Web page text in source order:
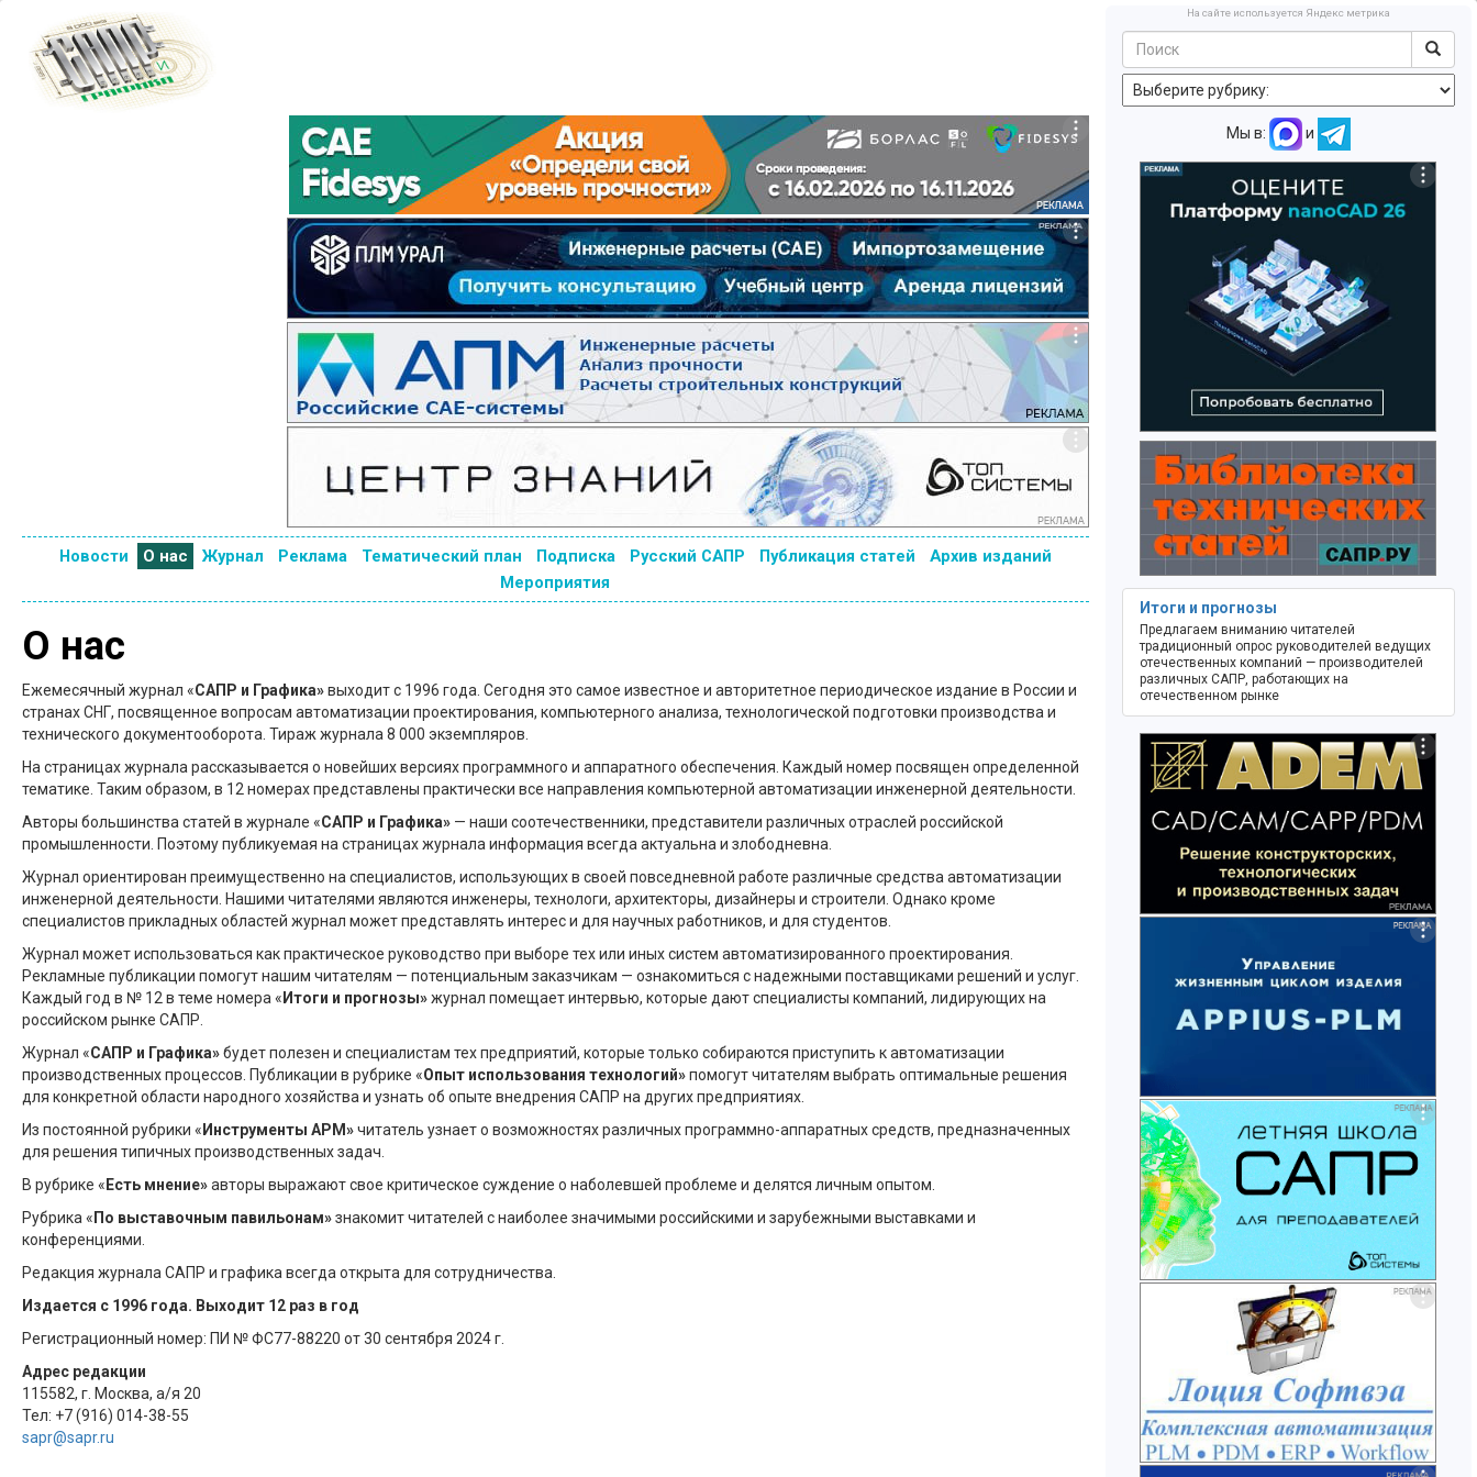
Новости О нас Журнал Реклама Тематический план Подписка Русский САПР Публикация статей
Архив изданий
Мероприятия
О нас
Ежемесячный журнал «САПР и Графика»выходит с 1996 года. Сегодня это самое известное и авторитетное периодическое издание в России и
странах СНГ, посвященное вопросам автоматизации проектирования, компьютерного анализа, технологической подготовки производства и
технического документооборота. Тираж журнала 8 000 экземпляров.
На страницах журнала рассказывается о новейших версиях программного и аппаратного обеспечения. Каждый номер посвящен определенной
тематике. Таким образом, в 12 номерах представлены практически все направления компьютерной автоматизации инженерной деятельности.
Авторы большинства статей в журнале «САПР и Графика» — наши соотечественники, представители различных отраслей российской
промышленности. Поэтому публикуемая на страницах журнала информация всегда актуальна и злободневна.
Журнал ориентирован преимущественно на специалистов, использующих в своей повседневной работе различные средства автоматизации
инженерной деятельности. Нашими читателями являются инженеры, технологи, архитекторы, дизайнеры и строители. Однако кроме
специалистов прикладных областей журнал может представлять интерес и для научных работников, и для студентов.
Журнал может использоваться как практическое руководство при выборе тех или иных систем автоматизированного проектирования.
Рекламные публикации помогут нашим читателям — потенциальным заказчикам — ознакомиться с надежными поставщиками решений и услуг.
Каждый год в № 12 в теме номера « Итоги и прогнозы»журнал помещает интервью, которые дают специалисты компаний, лидирующих на
российском рынке САПР.
Журнал «САПР и Графика»будет полезен и специалистам тех предприятий, которые только собираются приступить к автоматизации
производственных процессов. Публикации в рубрике «Опыт использования технологий»помогут читателям выбрать оптимальные решения
для конкретной области народного хозяйства и узнать об опыте внедрения САПР на других предприятиях.
Из постоянной рубрики « Инструменты АРМ»читатель узнает о возможностях различных программно-аппаратных средств, предназначенных
для решения типичных производственных задач.
В рубрике « Есть мнение»авторы выражают свое критическое суждение о наболевшей проблеме и делятся личным опытом.
Рубрика « По выставочным павильонам»знакомит читателей с наиболее значимыми российскими и зарубежными выставками и
конференциями.
Редакция журнала САПР и графика всегда открыта для сотрудничества.
Издается с 1996 года. Выходит 12 раз в год
Регистрационный номер: ПИ № ФС77-88220 от 30 сентября 2024 г.
Адрес редакции
115582, г. Москва, а/я 20
Тел: +7 (916) 014-38-55
sapr@sapr.ru
На сайте используется Яндекс метрика
Мы в: и
Итоги и прогнозы
Предлагаем вниманию читателей
традиционный опрос руководителей ведущих
отечественных компаний — производителей
различных САПР, работающих на
отечественном рынке